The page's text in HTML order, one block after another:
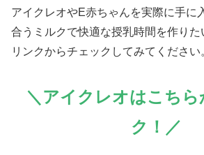
アイクレオやE赤ちゃんを実際に手に
合うミルクで快適な授乳時間を作り
リンクからチェックしてみてください
＼アイクレオはこちら
ク！／